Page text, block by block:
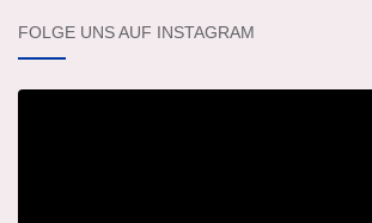
FOLGE UNS AUF INSTAGRAM